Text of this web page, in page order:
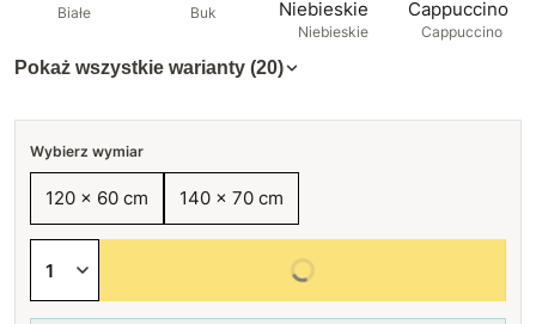
Białe
Buk
Niebieskie
Cappuccino
Pokaż wszystkie warianty (20)
Wybierz wymiar
120 x 60 cm 140 x 70 cm
Wybierz wszystkie opcje